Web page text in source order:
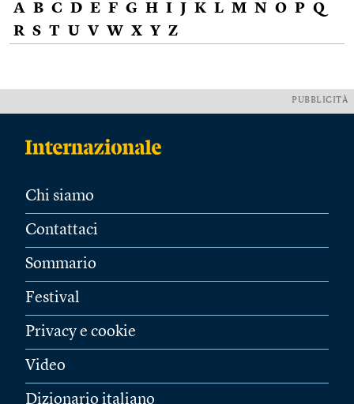
A B C D E F G H I J K L M N O P Q
R S T U V W X Y Z
PUBBLICITÀ
Chi siamo
Contattaci
Sommario
Festival
Privacy e cookie
Video
Dizionario italiano